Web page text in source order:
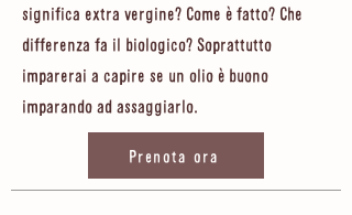
significa extra vergine? Come è fatto? Che
differenza fa il biologico? Soprattutto
imparerai a capire se un olio è buono
imparando ad assaggiarlo.
Prenota ora